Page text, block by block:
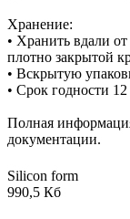
Хранение:
• Хранить вдали
плотно закрытой
• Вскрытую
• Срок годности 12
Полная
документации.
Silicon form
990,5 Кб